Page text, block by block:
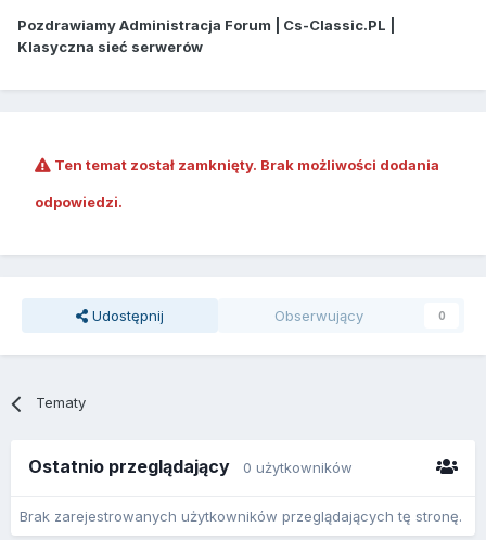
Pozdrawiamy Administracja Forum | Cs-Classic.PL |
Klasyczna sieć serwerów
Ten temat został zamknięty. Brak możliwości dodania
odpowiedzi.
Udostępnij Obserwujący 0
Tematy
Ostatnio przeglądający 0 użytkowników
Brak zarejestrowanych użytkowników przeglądających tę stronę.